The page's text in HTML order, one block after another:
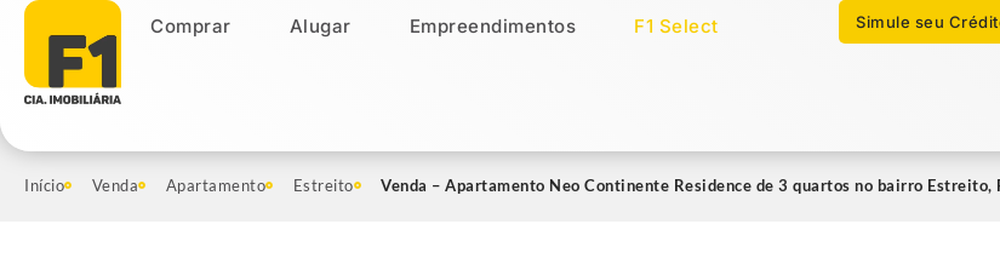
Comprar Alugar Empreendimentos F1 Select Simule seu
Comprar Alugar Empreendimentos Imóveis Select
Chamar no WhatsApp
Início Venda Apartamento Estreito Venda – Apartamento Neo Continente Residence de 3 quartos no bairro